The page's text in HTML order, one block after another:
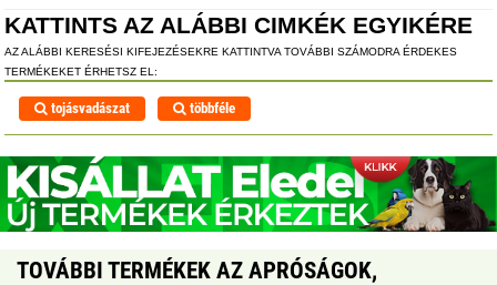
KATTINTS AZ ALÁBBI CIMKÉK EGYIKÉRE
AZ ALÁBBI KERESÉSI KIFEJEZÉSEKRE KATTINTVA TOVÁBBI SZÁMODRA ÉRDEKES
TERMÉKEKET ÉRHETSZ EL:
tojásvadászat többféle
TOVÁBBI TERMÉKEK AZ APRÓSÁGOK,